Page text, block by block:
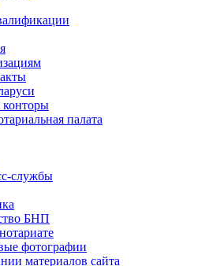
палата
службы
БНП
фотографии
материалов сайта